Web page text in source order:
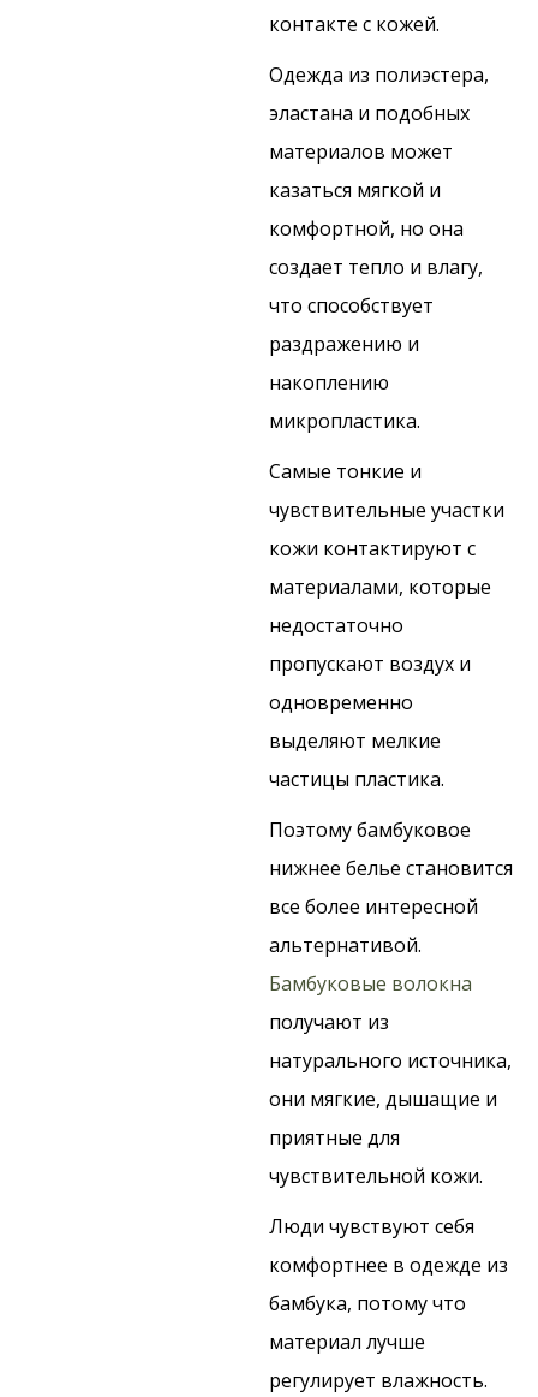
контакте с кожей.
Одежда из полиэстера,
эластана и подобных
материалов может
казаться мягкой и
комфортной, но она
создает тепло и влагу,
что способствует
раздражению и
накоплению
микропластика.
Самые тонкие и
чувствительные участки
кожи контактируют с
материалами, которые
недостаточно
пропускают воздух и
одновременно
выделяют мелкие
частицы пластика.
Поэтому бамбуковое
нижнее белье становится
все более интересной
альтернативой.
Бамбуковые волокна
получают из
натурального источника,
они мягкие, дышащие и
приятные для
чувствительной кожи.
Люди чувствуют себя
комфортнее в одежде из
бамбука, потому что
материал лучше
регулирует влажность.